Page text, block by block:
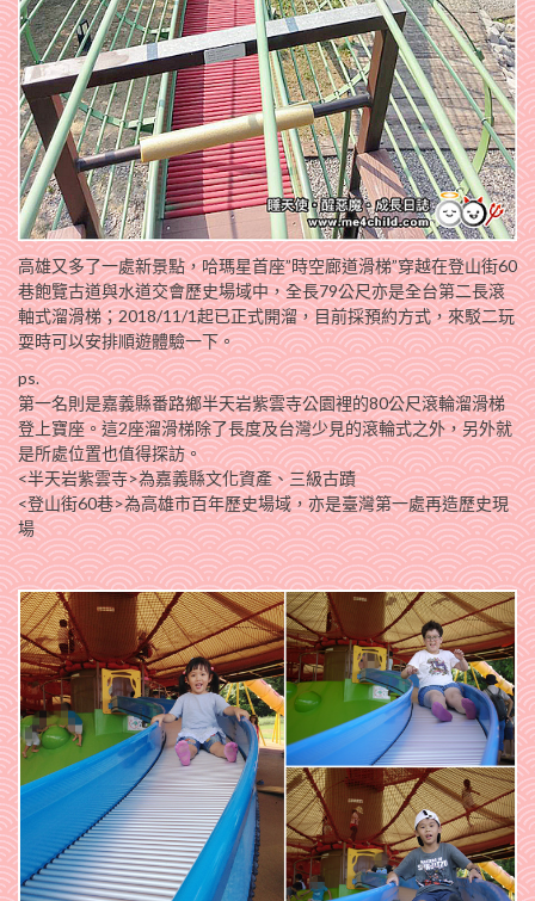
高雄又多了一處新景點，哈瑪星首座”時空廊道滑梯”穿越在登山街60
巷飽覽古道與水道交會歷史場域中，全長79公尺亦是全台第二長滾
軸式溜滑梯；2018/11/1起已正式開溜，目前採預約方式，來駁二玩
耍時可以安排順遊體驗一下。
ps.
第一名則是嘉義縣番路鄉半天岩紫雲寺公園裡的80公尺滾輪溜滑梯
登上寶座。這2座溜滑梯除了長度及台灣少見的滾輪式之外，另外就
是所處位置也值得探訪。
<半天岩紫雲寺>為嘉義縣文化資產、三級古蹟
<登山街60巷>為高雄市百年歷史場域，亦是臺灣第一處再造歷史現
場